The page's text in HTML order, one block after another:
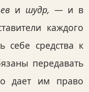
и шудр, — и в
каждого
себе средства к
передавать
дает им право